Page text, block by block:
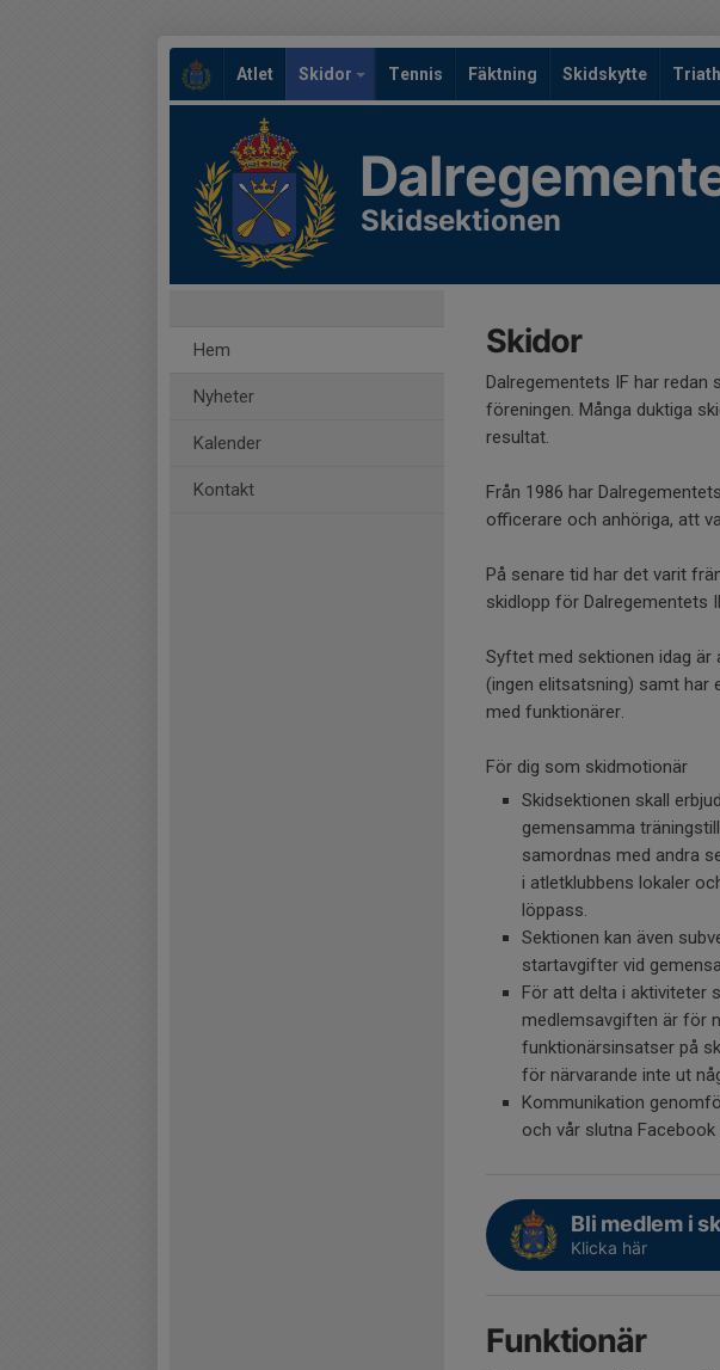
Atlet Skidor Tennis Fäktning Skidskytte
Skidsektionen
Hem
Nyheter
Kalender
Kontakt
Skidor
Dalregementets IF har redan
föreningen. Många duktiga
resultat.
Från 1986 har
officerare och anhöriga, att
På senare tid har det varit
skidlopp för Dalregementets
Syftet med sektionen idag
(ingen elitsatsning) samt har
med funktionärer.
För dig som skidmotionär
Skidsektionen skall
gemensamma
samordnas med andra
i atletklubbens lokaler
löppass.
Sektionen kan även
startavgifter vid
För att delta i aktiviteter
medlemsavgiften är för
funktionärsinsatser på
för närvarande inte ut
Kommunikation
och vår slutna
Bli medlem i
Klicka här
Funktionär